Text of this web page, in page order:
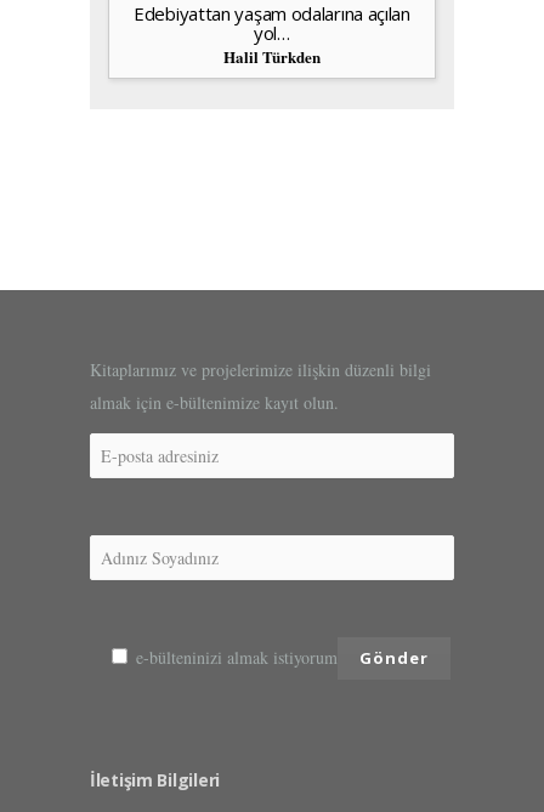
Edebiyattan yaşam odalarına açılan
yol…
Halil Türkden
Kitaplarımız ve projelerimize ilişkin düzenli bilgi
almak için e-bültenimize kayıt olun.
e-bülteninizi almak istiyorum
İletişim Bilgileri